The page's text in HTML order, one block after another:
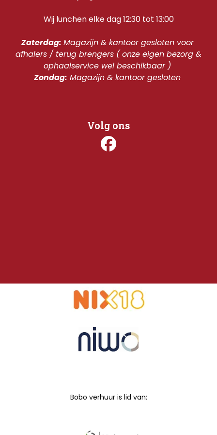
Wij lunchen elke dag 12:30 tot 13:00
Zaterdag: Magazijn & kantoor gesloten voor
afhalers / terug brengers ( onze eigen bezorg &
ophaalservice wel beschikbaar )
Zondag: Magazijn & kantoor gesloten
Volg ons
Bobo verhuur is lid van: